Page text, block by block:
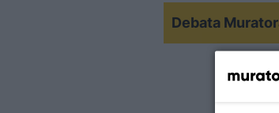
Debata